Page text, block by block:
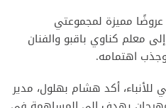
مميزة لمجموعتي
معلم كناوي باقبو والفنان
اهتمامه.
للأنباء، أكد هشام بهلول، مدير